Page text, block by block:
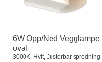
6W Opp/Ned Vegglampe
oval
3000K, Hvit, Justerbar spredning